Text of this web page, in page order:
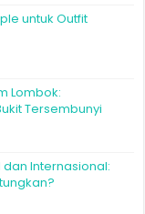
untuk Outfit
Lombok:
Tersembunyi
Internasional: